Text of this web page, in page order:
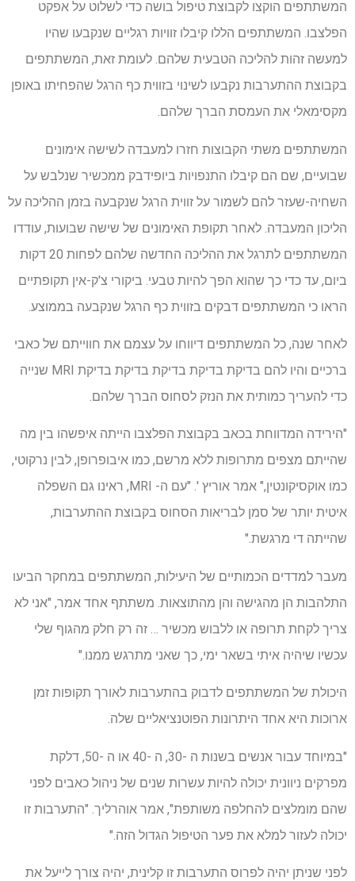
המשתתפים הוקצו לקבוצת טיפול בושה כדי לשלוט על אפקט
הפלצבו. המשתתפים הללו קיבלו זוויות רגליים שנקבעו שהיו
למעשה זהות להליכה הטבעית שלהם. לעומת זאת, המשתתפים
בקבוצת ההתערבות נקבעו לשינוי בזווית כף הרגל שהפחיתו באופן
מקסימאלי את העמסת הברך שלהם.
המשתתפים משתי הקבוצות חזרו למעבדה לשישה אימונים
שבועיים, שם הם קיבלו התנפויות ביופידבק ממכשיר שנלבש על
השחיה-שעזר להם לשמור על זווית הרגל שנקבעה בזמן ההליכה על
הליכון המעבדה. לאחר תקופת האימונים של שישה שבועות, עודדו
המשתתפים לתרגל את ההליכה החדשה שלהם לפחות 20 דקות
ביום, עד כדי כך שהוא הפך להיות טבעי. ביקורי צ'ק-אין תקופתיים
הראו כי המשתתפים דבקים בזווית כף הרגל שנקבעה בממוצע.
לאחר שנה, כל המשתתפים דיווחו על עצמם את חווייתם של כאבי
ברכיים והיו להם בדיקת בדיקת בדיקת בדיקת בדיקת MRI שנייה
כדי להעריך כמותית את הנזק לסחוס הברך שלהם.
"הירידה המדווחת בכאב בקבוצת הפלצבו הייתה איפשהו בין מה
שהייתם מצפים מתרופות ללא מרשם, כמו איבופרופן, לבין נרקוטי,
כמו אוקסיקונטין," אמר אוריץ '. "עם ה- MRI, ראינו גם השפלה
איטית יותר של סמן לבריאות הסחוס בקבוצת ההתערבות,
שהייתה די מרגשת."
מעבר למדדים הכמותיים של היעילות, המשתתפים במחקר הביעו
התלהבות הן מהגישה והן מהתוצאות. משתתף אחד אמר, "אני לא
צריך לקחת תרופה או ללבוש מכשיר … זה רק חלק מהגוף שלי
עכשיו שיהיה איתי בשאר ימי, כך שאני מתרגש ממנו."
היכולת של המשתתפים לדבוק בהתערבות לאורך תקופות זמן
ארוכות היא אחד היתרונות הפוטנציאליים שלה.
"במיוחד עבור אנשים בשנות ה -30, ה -40 או ה -50, דלקת
מפרקים ניוונית יכולה להיות עשרות שנים של ניהול כאבים לפני
שהם מומלצים להחלפה משותפת", אמר אוהרליך. "התערבות זו
יכולה לעזור למלא את פער הטיפול הגדול הזה."
לפני שניתן יהיה לפרוס התערבות זו קלינית, יהיה צורך לייעל את